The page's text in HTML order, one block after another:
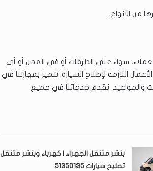
من الأنواع.
سواء على الطرقات أو في العمل أو أي
اللازمة لإصلاح السيارة. نتميز بمهارتنا في
والمواعيد. نقدم خدماتنا في جميع
بنشر متنقل الجهراء | كهرباء وبنشر متنقل
تصليح سيارات 51350135